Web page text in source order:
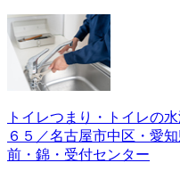
トイレつまり・トイレの
６５／名古屋市中区・愛
前・錦・受付センター